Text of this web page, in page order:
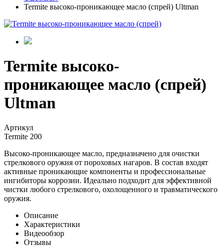
Termite высоко-проникающее масло (спрей) Ultman
Termite высоко-
проникающее масло (спрей)
Ultman
Артикул
Termite 200
Высоко-проникающее масло, предназначено для очистки
стрелкового оружия от пороховых нагаров. В состав входят
активные проникающие компоненты и профессиональные
ингибиторы коррозии. Идеально подходит для эффективной
чистки любого стрелкового, охолощенного и травматического
оружия.
Описание
Характеристики
Видеообзор
Отзывы